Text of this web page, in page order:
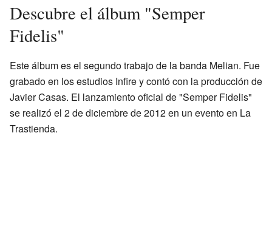
Descubre el álbum "Semper
Fidelis"
Este álbum es el segundo trabajo de la banda Melian. Fue
grabado en los estudios Infire y contó con la producción de
Javier Casas. El lanzamiento oficial de "Semper Fidelis"
se realizó el 2 de diciembre de 2012 en un evento en La
Trastienda.